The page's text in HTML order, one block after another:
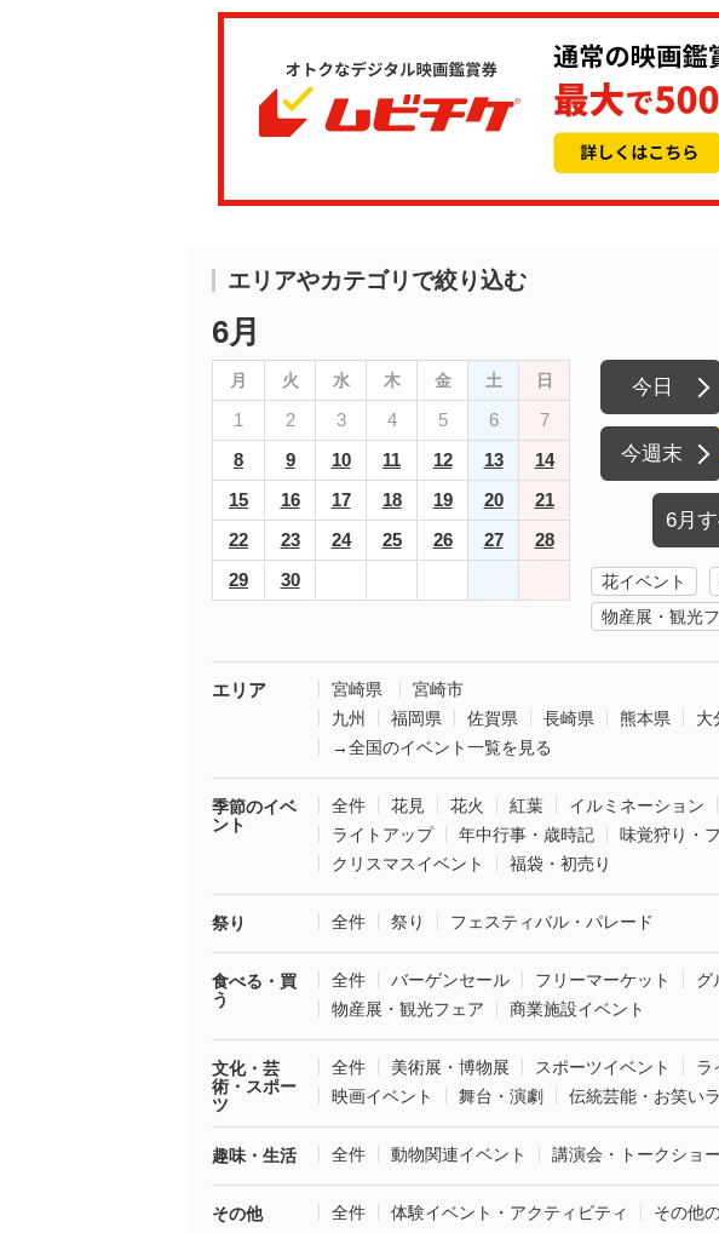
エリアやカテゴリで絞り込む
6月
月 火 水 木 金 土 日
1 2 3 4 5 6
7
8
9 10 11 12 13
14
15
16 17 18 19 20
21
22
23 24 25 26 27
28
29
30
今日
今週末
6月
花イベント
物産展・観光
エリア 宮崎県
宮崎市
九州
福岡県 佐賀県 長崎県 熊本県 大
→全国のイベント一覧を見る
季節のイベ
ント
全件 花見 花火 紅葉 イルミネーション
ライトアップ
年中行事・歳時記
味覚狩り・
クリスマスイベント
福袋・初売り
祭り 全件 祭り フェスティバル・パレード
食べる・買
う
全件 バーゲンセール フリーマーケット
グ
物産展・観光フェア
商業施設イベント
文化・芸
術・スポー
ツ
全件 美術展・博物展 スポーツイベント
ラ
映画イベント
舞台・演劇 伝統芸能・お笑い
趣味・生活 全件 動物関連イベント 講演会・トークショー
その他 全件 体験イベント・アクティビティ その他